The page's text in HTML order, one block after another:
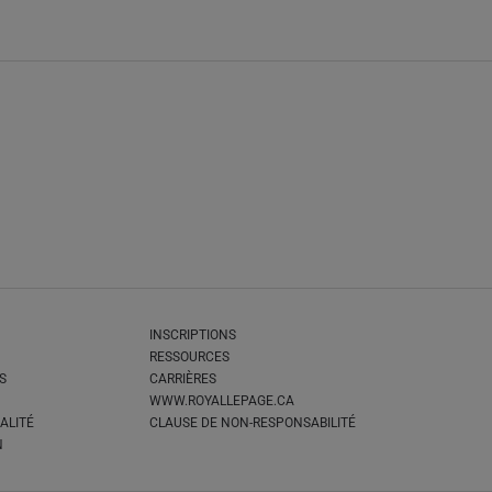
INSCRIPTIONS
RESSOURCES
CARRIÈRES
WWW.ROYALLEPAGE.CA
CLAUSE DE NON-RESPONSABILITÉ